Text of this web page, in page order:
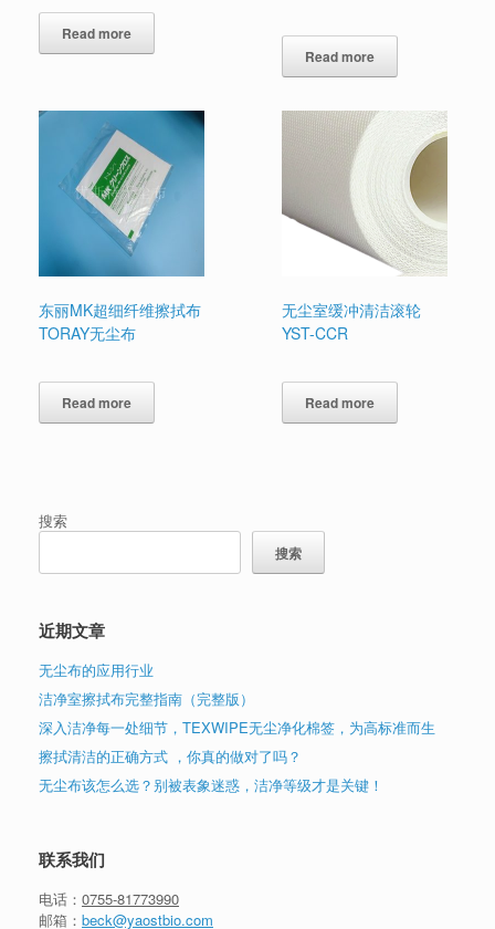
Read more
Read more
东丽MK超细纤维擦拭布
TORAY无尘布
Read more
无尘室缓冲清洁滚轮
YST-CCR
Read more
搜索
搜索
近期文章
无尘布的应用行业
洁净室擦拭布完整指南（完整版）
深入洁净每一处细节，TEXWIPE无尘净化棉签，为高标准而生
擦拭清洁的正确方式 ，你真的做对了吗？
无尘布该怎么选？别被表象迷惑，洁净等级才是关键！
联系我们
电话： 0755-81773990
邮箱： beck@yaostbio.com